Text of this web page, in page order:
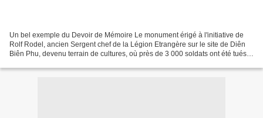
Un bel exemple du Devoir de Mémoire Le monument érigé à l'initiative de
Rolf Rodel, ancien Sergent chef de la Légion Etrangère sur le site de Diên
Biên Phu, devenu terrain de cultures, où près de 3 000 soldats ont été tués.